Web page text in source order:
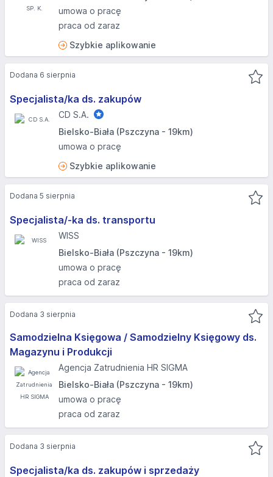
umowa o pracę
praca od zaraz
Szybkie aplikowanie
Specjalista/ka ds. zakupów
CD S.A.
Bielsko-Biała (Pszczyna - 19km)
umowa o pracę
Szybkie aplikowanie
Dodana 6 sierpnia
Specjalista/-ka ds. transportu
WISS
Bielsko-Biała (Pszczyna - 19km)
umowa o pracę
praca od zaraz
Dodana 5 sierpnia
Samodzielna Księgowa / Samodzielny Księgowy ds.
Magazynu i Produkcji
Agencja Zatrudnienia HR SIGMA
Bielsko-Biała (Pszczyna - 19km)
umowa o pracę
praca od zaraz
Dodana 3 sierpnia
Specjalista/ka ds. zakupów i sprzedaży
Dodana 3 sierpnia